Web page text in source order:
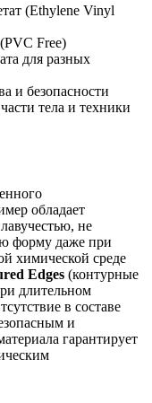
(Ethylene Vinyl
Free)
для разных
и безопасности
тела и техники
обладает
не
форму даже при
химической среде
Edges (контурные
длительном
в составе
и
гарантирует